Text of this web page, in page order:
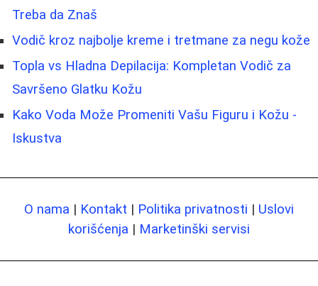
Treba da Znaš
Vodič kroz najbolje kreme i tretmane za negu kože
Topla vs Hladna Depilacija: Kompletan Vodič za
Savršeno Glatku Kožu
Kako Voda Može Promeniti Vašu Figuru i Kožu -
Iskustva
O nama | Kontakt | Politika privatnosti | Uslovi
korišćenja | Marketinški servisi